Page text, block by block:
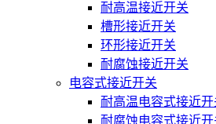
耐高温接近开关
槽形接近开关
环形接近开关
耐腐蚀接近开关
电容式接近开关
耐高温电容式接近开
耐腐蚀电容式接近开